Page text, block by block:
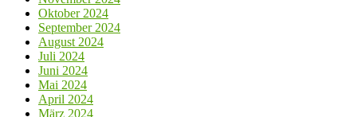
Oktober 2024
September 2024
August 2024
Juli 2024
Juni 2024
Mai 2024
April 2024
März 2024